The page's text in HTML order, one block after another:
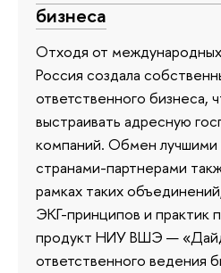
бизнеса
Отходя от международных
Россия создала
ответственного бизнеса,
выстраивать адресную
компаний. Обмен лучшими
странами-партнерами
рамках таких
ЭКГ-принципов и практик
продукт НИУ ВШЭ —
ответственного ведения